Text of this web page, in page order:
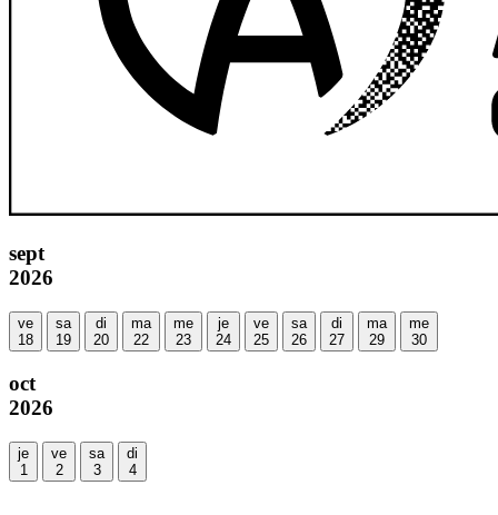
sept
2026
ve
18
sa
19
di
20
ma
22
me
23
je
24
ve
25
sa
26
di
27
ma
29
me
30
oct
2026
je
1
ve
2
sa
3
di
4